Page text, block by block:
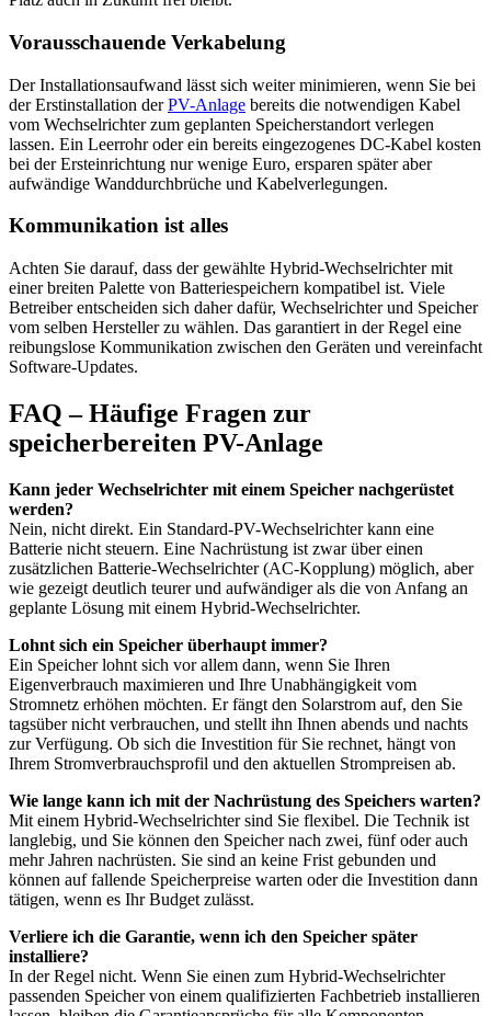
Vorausschauende Verkabelung
Der Installationsaufwand lässt sich weiter minimieren, wenn Sie bei
der Erstinstallation derPV-Anlage bereits die notwendigen Kabel
vom Wechselrichter zum geplanten Speicherstandort verlegen
lassen. Ein Leerrohr oder ein bereits eingezogenes DC-Kabel kosten
bei der Ersteinrichtung nur wenige Euro, ersparen später aber
aufwändige Wanddurchbrüche und Kabelverlegungen.
Kommunikation ist alles
Achten Sie darauf, dass der gewählte Hybrid-Wechselrichter mit
einer breiten Palette von Batteriespeichern kompatibel ist. Viele
Betreiber entscheiden sich daher dafür, Wechselrichter und Speicher
vom selben Hersteller zu wählen. Das garantiert in der Regel eine
reibungslose Kommunikation zwischen den Geräten und vereinfacht
Software-Updates.
FAQ – Häufige Fragen zur
speicherbereiten PV-Anlage
Kann jeder Wechselrichter mit einem Speicher nachgerüstet
werden?
Nein, nicht direkt. Ein Standard-PV-Wechselrichter kann eine
Batterie nicht steuern. Eine Nachrüstung ist zwar über einen
zusätzlichen Batterie-Wechselrichter (AC-Kopplung) möglich, aber
wie gezeigt deutlich teurer und aufwändiger als die von Anfang an
geplante Lösung mit einem Hybrid-Wechselrichter.
Lohnt sich ein Speicher überhaupt immer?
Ein Speicher lohnt sich vor allem dann, wenn Sie Ihren
Eigenverbrauch maximieren und Ihre Unabhängigkeit vom
Stromnetz erhöhen möchten. Er fängt den Solarstrom auf, den Sie
tagsüber nicht verbrauchen, und stellt ihn Ihnen abends und nachts
zur Verfügung. Ob sich die Investition für Sie rechnet, hängt von
Ihrem Stromverbrauchsprofil und den aktuellen Strompreisen ab.
Wie lange kann ich mit der Nachrüstung des Speichers warten?
Mit einem Hybrid-Wechselrichter sind Sie flexibel. Die Technik ist
langlebig, und Sie können den Speicher nach zwei, fünf oder auch
mehr Jahren nachrüsten. Sie sind an keine Frist gebunden und
können auf fallende Speicherpreise warten oder die Investition dann
tätigen, wenn es Ihr Budget zulässt.
Verliere ich die Garantie, wenn ich den Speicher später
installiere?
In der Regel nicht. Wenn Sie einen zum Hybrid-Wechselrichter
passenden Speicher von einem qualifizierten Fachbetrieb installieren